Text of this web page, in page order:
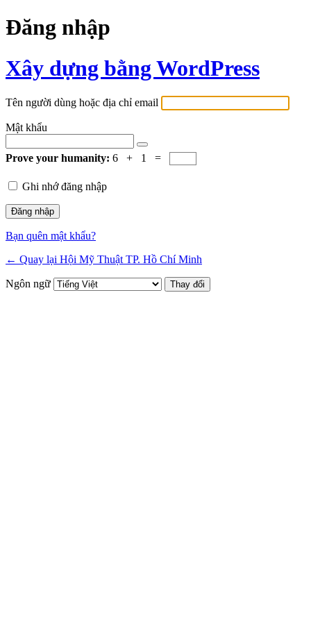
Đăng nhập
Xây dựng bằng WordPress
Tên người dùng hoặc địa chỉ email
Mật khẩu
Prove your humanity: 6 + 1 =
Ghi nhớ đăng nhập
Bạn quên mật khẩu?
← Quay lại Hội Mỹ Thuật TP. Hồ Chí Minh
Ngôn ngữ